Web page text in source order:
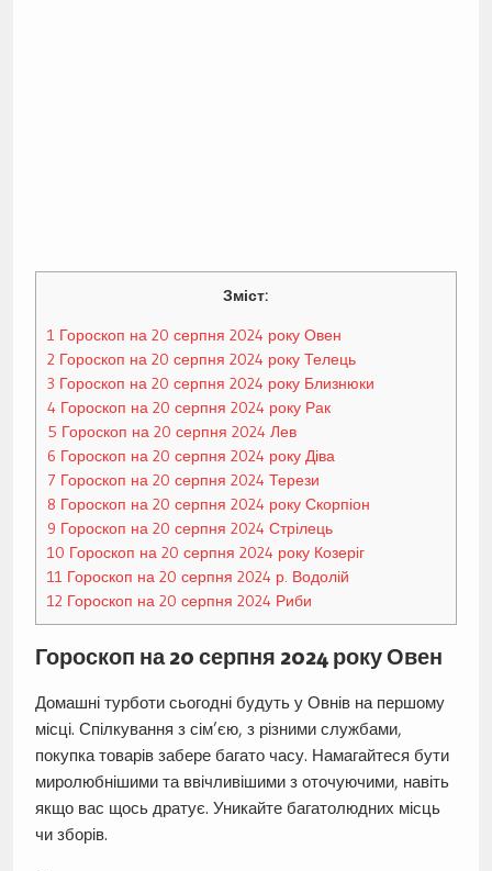
Зміст:
1 Гороскоп на 20 серпня 2024 року Овен
2Гороскоп на 20 серпня 2024 року Телець
3 Гороскоп на 20 серпня 2024 року Близнюки
4 Гороскоп на 20 серпня 2024 року Рак
5 Гороскоп на 20 серпня 2024 Лев
6 Гороскоп на 20 серпня 2024 року Діва
7 Гороскоп на 20 серпня 2024 Терези
8 Гороскоп на 20 серпня 2024 року Скорпіон
9 Гороскоп на 20 серпня 2024 Стрілець
10 Гороскоп на 20 серпня 2024 року Козеріг
11 Гороскоп на 20 серпня 2024 р. Водолій
12Гороскоп на 20 серпня 2024 Риби
Гороскоп на 20 серпня 2024 року Овен
Домашні турботи сьогодні будуть у Овнів на першому
місці. Спілкування з сім’єю, з різними службами,
покупка товарів забере багато часу. Намагайтеся бути
миролюбнішими та ввічливішими з оточуючими, навіть
якщо вас щось дратує. Уникайте багатолюдних місць
чи зборів.